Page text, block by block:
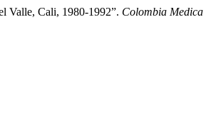
Valle, Cali, 1980-1992”. Colombia Medica